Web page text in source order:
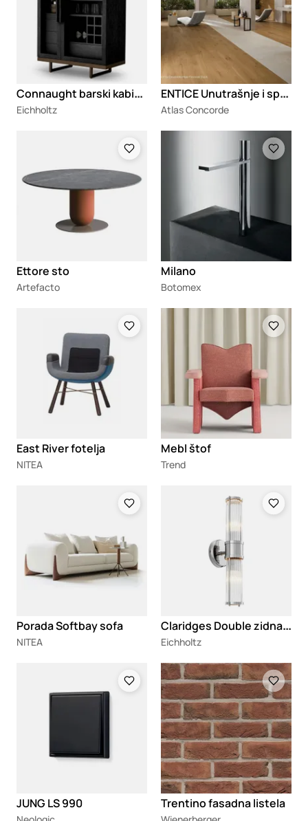
C
onnaught barski kabinet
Eichholtz
E
NTICE Unutrašnje i spoljašnje zidne i podne ploče od porcelanskog kamena sa efektom drveta
Atlas Concorde
Ettore sto
Artefacto
Milano
Botomex
East River fotelja
NITEA
Mebl štof
Trend
Porada Softbay sofa
NITEA
C
laridges Double zidna lampa
Eichholtz
JUNG LS 990
Loading
Trentino fasadna listela